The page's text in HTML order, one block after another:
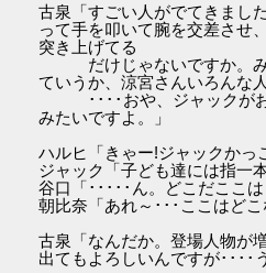
古泉「すごい人がでてきまし
って手を叩いて腕を交差させ
突き上げてる
だけじゃないですか。み
ていうか、涼宮さんいろんな
････おや、ジャックがお
みたいですよ。」
ハルヒ「きゃー!ジャックかっ
ジャック「子ども達には指一
谷口「･････ん。どこだここは
朝比奈「あれ～･･･ここはどこ
古泉「なんだか。登場人物が
出てもよろしいんですが････